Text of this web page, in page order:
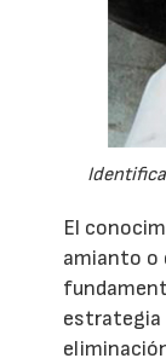
El
amianto o
estrategia